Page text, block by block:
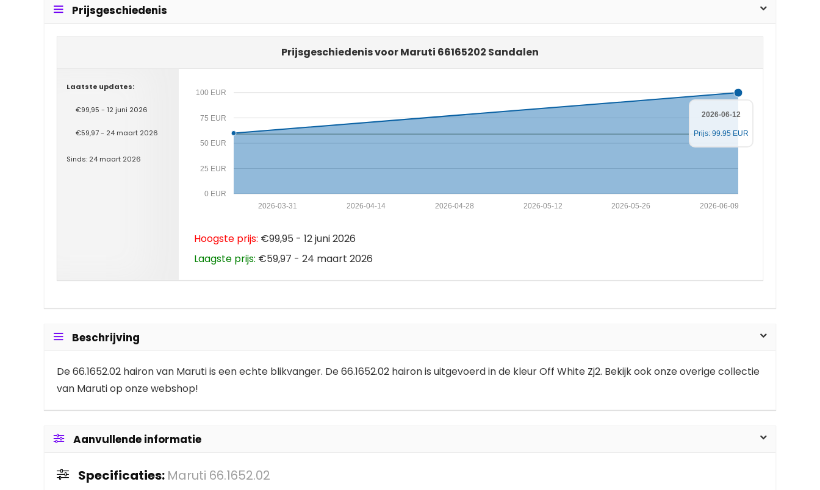
Prijsgeschiedenis
Prijsgeschiedenis voor Maruti 66165202 Sandalen
Laatste updates:
€99,95 - 12 juni 2026
€59,97 - 24 maart 2026
Sinds: 24 maart 2026
0 EUR
25 EUR
50 EUR
75 EUR
100 EUR
2026-06-09
2026-05-26
2026-05-12
2026-04-28
2026-04-14
2026-03-31
2026-06-12
Prijs: 99.95 EUR
Hoogste prijs: €99,95 - 12 juni 2026
Laagste prijs: €59,97 - 24 maart 2026
Beschrijving
De 66.1652.02 hairon van Maruti is een echte blikvanger. De 66.1652.02 hairon is uitgevoerd in de kleur Off White Zj2. Bekijk ook onze overige collectie
van Maruti op onze webshop!
Aanvullende informatie
Specificaties: Maruti 66.1652.02